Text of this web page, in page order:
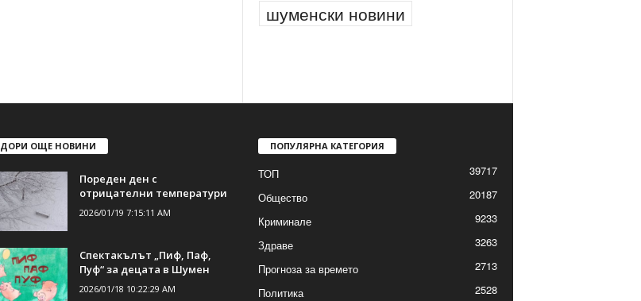
шуменски новини
ДОРИ ОЩЕ НОВИНИ
Пореден ден с
отрицателни температури
2026/01/19 7:15:11 AM
Спектакълът „Пиф, Паф,
Пуф“ за децата в Шумен
2026/01/18 10:22:29 AM
ПОПУЛЯРНА КАТЕГОРИЯ
ТОП
39717
Общество
20187
Криминале
9233
Здраве
3263
Прогноза за времето
2713
Политика
2528